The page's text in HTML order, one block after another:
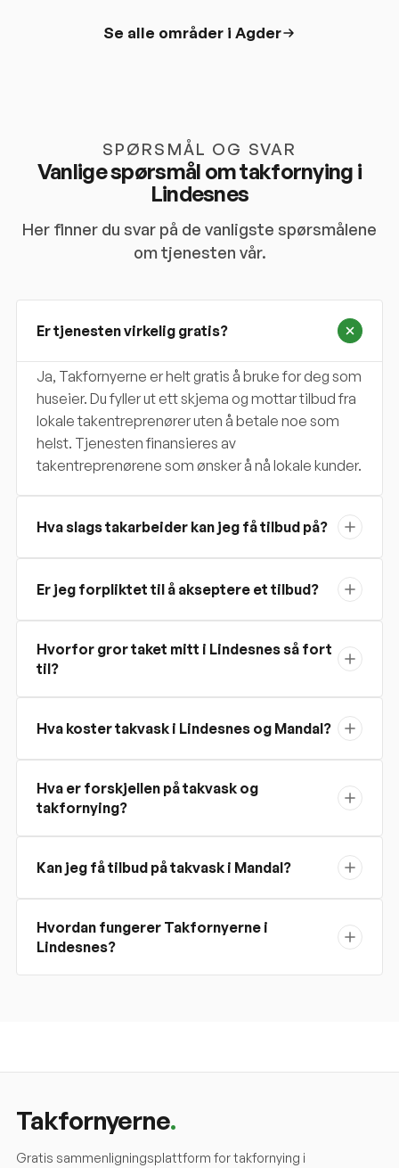
Se alle områder i Agder
SPØRSMÅL OG SVAR
Vanlige spørsmål om takfornying i
Lindesnes
Her finner du svar på de vanligste spørsmålene
om tjenesten vår.
Er tjenesten virkelig gratis?
Ja, Takfornyerne er helt gratis å bruke for deg som
huseier. Du fyller ut ett skjema og mottar tilbud fra
lokale takentreprenører uten å betale noe som
helst. Tjenesten finansieres av
takentreprenørene som ønsker å nå lokale kunder.
Hva slags takarbeider kan jeg få tilbud på?
Er jeg forpliktet til å akseptere et tilbud?
Hvorfor gror taket mitt i Lindesnes så fort
til?
Hva koster takvask i Lindesnes og Mandal?
Hva er forskjellen på takvask og
takfornying?
Kan jeg få tilbud på takvask i Mandal?
Hvordan fungerer Takfornyerne i
Lindesnes?
Takfornyerne.
Gratis sammenligningsplattform for takfornying i